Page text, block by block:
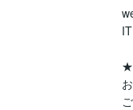
★